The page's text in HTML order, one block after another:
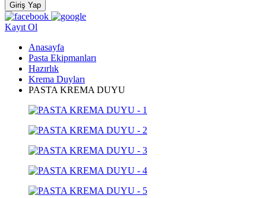
Giriş Yap
Kayıt Ol
Anasayfa
Pasta Ekipmanları
Hazırlık
Krema Duyları
PASTA KREMA DUYU